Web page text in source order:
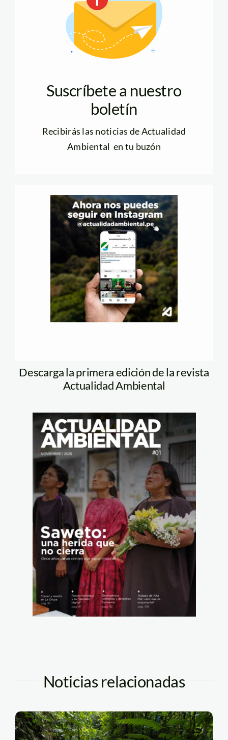
Suscríbete a nuestro
boletín
Recibirás las noticias de Actualidad
Ambiental en tu buzón
Descarga la primera edición de la revista
Actualidad Ambiental
Noticias relacionadas